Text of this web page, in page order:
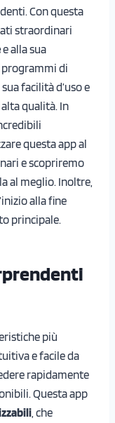
Con questa
straordinari
e alla sua
di
facilità d’uso e
qualità. In
questa app al
e scopriremo
al meglio. Inoltre,
alla fine
principale.
più
e facile da
rapidamente
Questa app
, che